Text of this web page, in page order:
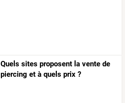
Quels sites proposent la vente de
piercing et à quels prix ?